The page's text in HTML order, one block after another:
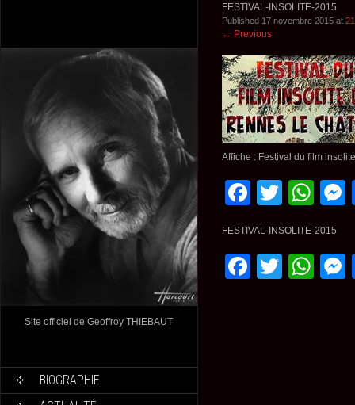
Site officiel de Geoffroy THIEBAUT
BIOGRAPHIE
FESTIVAL-INSOLITE-2015
Published 17 novembre 2015 at
← Previous
Affiche : Festival du film
FESTIVAL-INSOLITE-2015